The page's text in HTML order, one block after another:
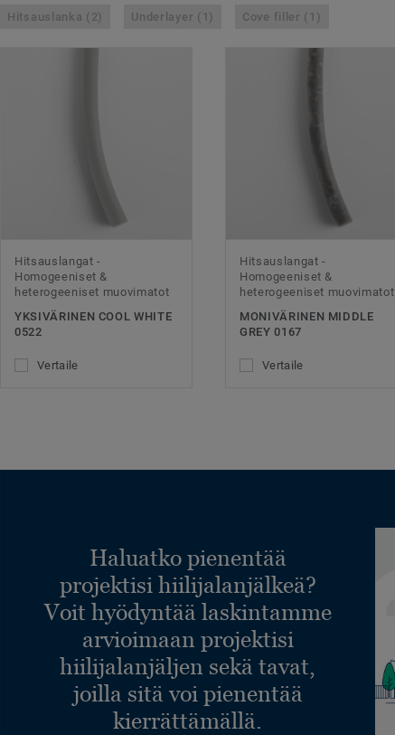
Hitsauslanka (2) Underlayer (1) Cove filler (1)
Hitsauslangat -
Homogeeniset &
heterogeeniset muovimatot
YKSIVÄRINEN COOL WHITE
0522
Vertaile
Hitsauslangat -
Homogeeniset &
heterogeeniset muovimatot
MONIVÄRINEN MIDDLE
GREY 0167
Vertaile
Haluatko pienentää
projektisi hiilijalanjälkeä?
Voit hyödyntää laskintamme
arvioimaan projektisi
hiilijalanjäljen sekä tavat,
joilla sitä voi pienentää
kierrättämällä.